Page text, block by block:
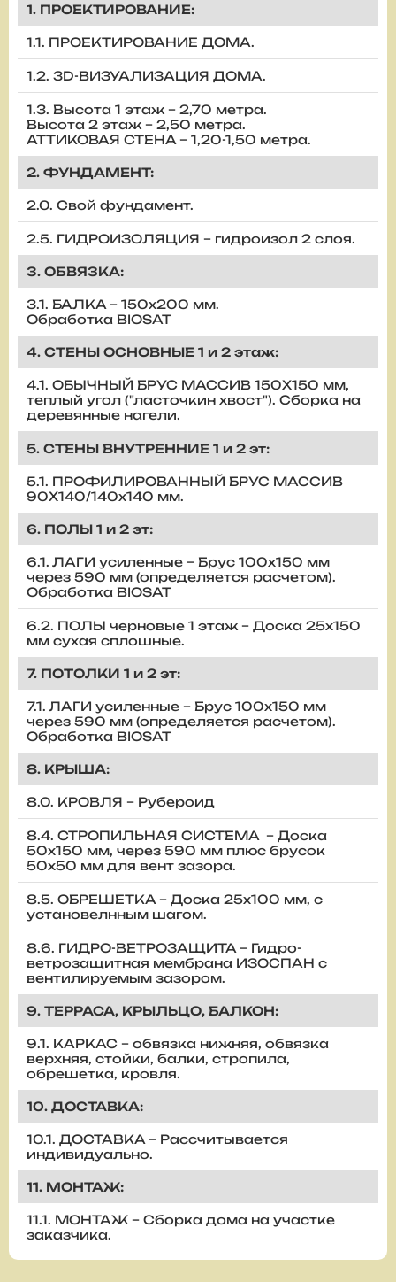
1. ПРОЕКТИРОВАНИЕ:
1.1. ПРОЕКТИРОВАНИЕ ДОМА.
1.2. 3D-ВИЗУАЛИЗАЦИЯ ДОМА.
1.3. Высота 1 этаж – 2,70 метра.
Высота 2 этаж – 2,50 метра.
АТТИКОВАЯ СТЕНА – 1,20-1,50 метра.
2. ФУНДАМЕНТ:
2.0. Свой фундамент.
2.5. ГИДРОИЗОЛЯЦИЯ – гидроизол 2 слоя.
3. ОБВЯЗКА:
3.1. БАЛКА – 150х200 мм.
Обработка BIOSAT
4. СТЕНЫ ОСНОВНЫЕ 1 и 2 этаж:
4.1. ОБЫЧНЫЙ БРУС МАССИВ 150Х150 мм,
теплый угол ("ласточкин хвост"). Сборка на
деревянные нагели.
5. СТЕНЫ ВНУТРЕННИЕ 1 и 2 эт:
5.1. ПРОФИЛИРОВАННЫЙ БРУС МАССИВ
90Х140/140х140 мм.
6. ПОЛЫ 1 и 2 эт:
6.1. ЛАГИ усиленные – Брус 100х150 мм
через 590 мм (определяется расчетом).
Обработка BIOSAT
6.2. ПОЛЫ черновые 1 этаж – Доска 25х150
мм сухая сплошные.
7. ПОТОЛКИ 1 и 2 эт:
7.1. ЛАГИ усиленные – Брус 100х150 мм
через 590 мм (определяется расчетом).
Обработка BIOSAT
8. КРЫША:
8.0. КРОВЛЯ – Рубероид
8.4. СТРОПИЛЬНАЯ СИСТЕМА – Доска
50х150 мм, через 590 мм плюс брусок
50х50 мм для вент зазора.
8.5. ОБРЕШЕТКА – Доска 25х100 мм, с
установелнным шагом.
8.6. ГИДРО-ВЕТРОЗАЩИТА – Гидро-
ветрозащитная мембрана ИЗОСПАН с
вентилируемым зазором.
9. ТЕРРАСА, КРЫЛЬЦО, БАЛКОН:
9.1. КАРКАС – обвязка нижняя, обвязка
верхняя, стойки, балки, стропила,
обрешетка, кровля.
10. ДОСТАВКА:
10.1. ДОСТАВКА – Рассчитывается
индивидуально.
11. МОНТАЖ:
11.1. МОНТАЖ – Сборка дома на участке
заказчика.